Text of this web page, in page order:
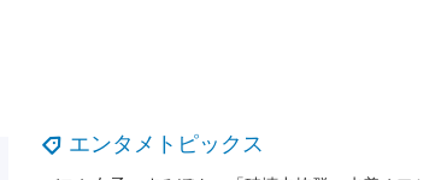
エンタメトピックス